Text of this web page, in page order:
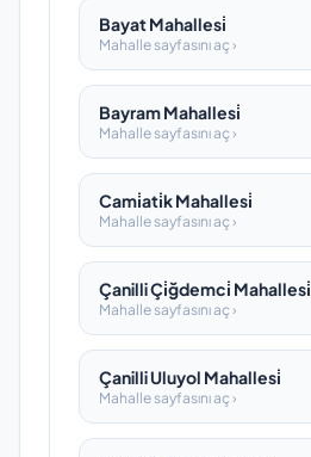
Bayat Mahallesi̇
Mahalle sayfasını aç ›
Bayram Mahallesi̇
Mahalle sayfasını aç ›
Cami̇ati̇k Mahallesi̇
Mahalle sayfasını aç ›
Çanilli Çi̇ğdemci̇ Mahallesi̇
Mahalle sayfasını aç ›
Çanilli Uluyol Mahallesi̇
Mahalle sayfasını aç ›